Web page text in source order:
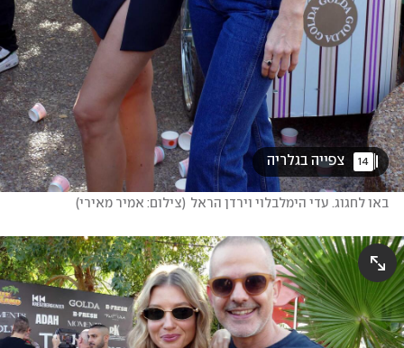
14
באו לחגוג. עדי הימלבלוי וירדן הראל (צילום: אמיר מאירי)